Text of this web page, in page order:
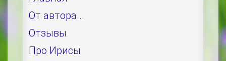
От автора...
Отзывы
Про Ирисы